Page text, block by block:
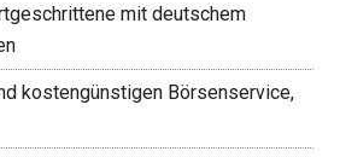
mit deutschem
kostengünstigen Börsenservice,